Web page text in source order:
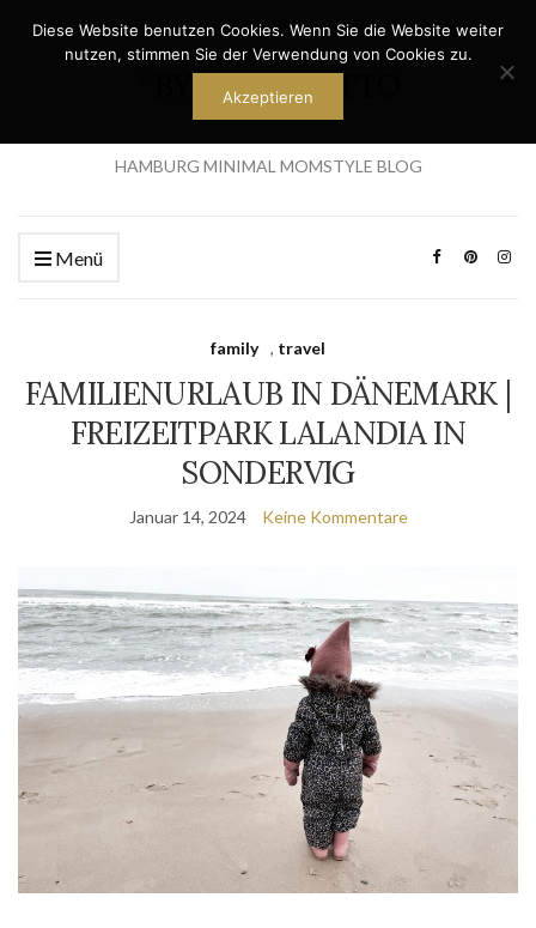
HAMBURG MINIMAL MOMSTYLE BLOG
Menü
family , travel
FAMILIENURLAUB IN DÄNEMARK |
FREIZEITPARK LALANDIA IN
SONDERVIG
Januar 14, 2024 Keine Kommentare
Diese Website benutzen Cookies. Wenn Sie die Website weiter
nutzen, stimmen Sie der Verwendung von Cookies zu.
Akzeptieren